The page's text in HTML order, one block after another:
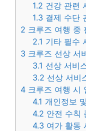
1.2 건강 관련
1.3 결제 수단
2 크루즈 여행 중
2.1 기타 필수
3 크루즈 선상 서
3.1 선상 서비
3.2 선상 서비
4 크루즈 여행 시
4.1 개인정보
4.2 안전 수칙
4.3 여가 활동